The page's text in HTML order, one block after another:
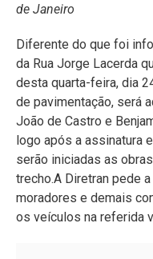
de Janeiro
Diferente do que foi
da Rua Jorge Lacerda
desta quarta-feira, dia
de pavimentação, será
João de Castro e
logo após a assinatura
serão iniciadas as
trecho.A Diretran pede
moradores e demais
os veículos na referida